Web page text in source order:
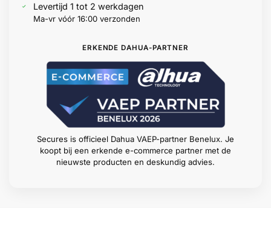
Levertijd 1 tot 2 werkdagen
Ma-vr vóór 16:00 verzonden
ERKENDE DAHUA-PARTNER
Secures is officieel Dahua VAEP-partner Benelux. Je
koopt bij een erkende e-commerce partner met de
nieuwste producten en deskundig advies.